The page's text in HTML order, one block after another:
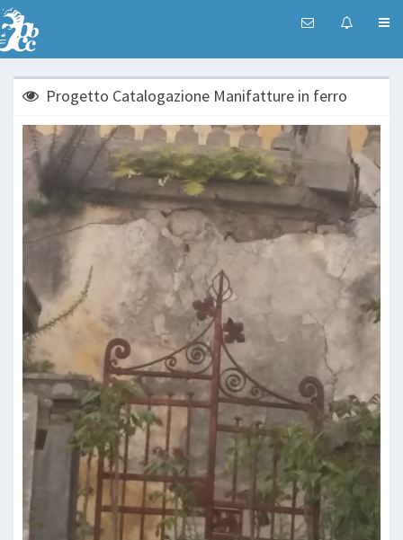
Progetto Catalogazione Manifatture in ferro